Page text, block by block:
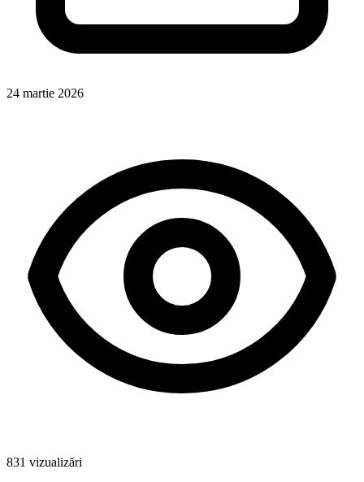
24 martie 2026
831 vizualizări